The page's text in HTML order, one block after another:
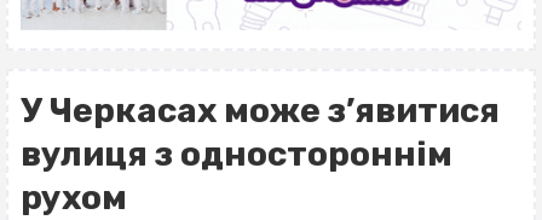
У Черкасах може з’явитися
вулиця з одностороннім
рухом